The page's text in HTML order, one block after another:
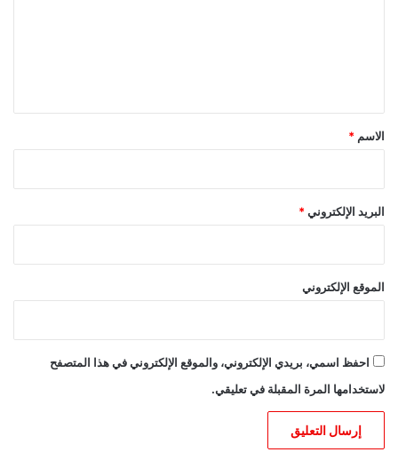
*
الاسم *
البريد الإلكتروني *
الموقع الإلكتروني
احفظ اسمي، بريدي الإلكتروني، والموقع الإلكتروني في هذا المتصفح
لاستخدامها المرة المقبلة في تعليقي.